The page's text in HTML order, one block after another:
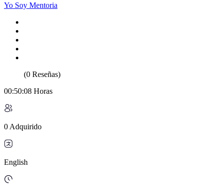
Yo Soy Mentoria
(0 Reseñas)
00:50:08 Horas
0 Adquirido
English